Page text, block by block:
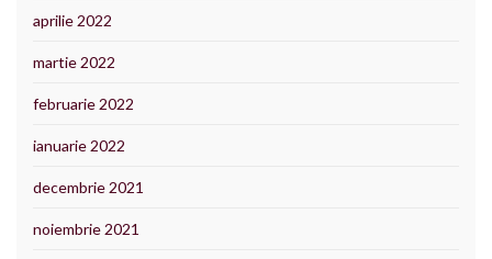
aprilie 2022
martie 2022
februarie 2022
ianuarie 2022
decembrie 2021
noiembrie 2021